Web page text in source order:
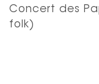
Concert des
folk)